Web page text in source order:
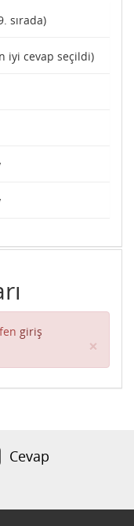
. sırada)
iyi cevap seçildi)
giriş
×
Cevap